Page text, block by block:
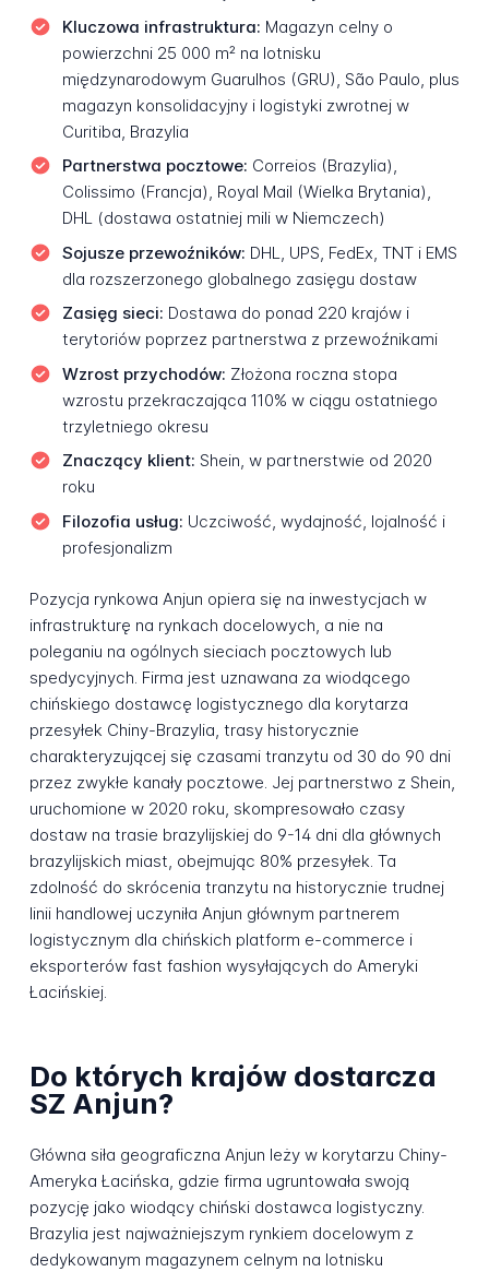
Kluczowa infrastruktura: Magazyn celny o
powierzchni 25 000 m² na lotnisku
międzynarodowym Guarulhos (GRU), São Paulo, plus
magazyn konsolidacyjny i logistyki zwrotnej w
Curitiba, Brazylia
Partnerstwa pocztowe: Correios (Brazylia),
Colissimo (Francja), Royal Mail (Wielka Brytania),
DHL (dostawa ostatniej mili w Niemczech)
Sojusze przewoźników: DHL, UPS, FedEx, TNT i EMS
dla rozszerzonego globalnego zasięgu dostaw
Zasięg sieci: Dostawa do ponad 220 krajów i
terytoriów poprzez partnerstwa z przewoźnikami
Wzrost przychodów: Złożona roczna stopa
wzrostu przekraczająca 110% w ciągu ostatniego
trzyletniego okresu
Znaczący klient: Shein, w partnerstwie od 2020
roku
Filozofia usług: Uczciwość, wydajność, lojalność i
profesjonalizm
Pozycja rynkowa Anjun opiera się na inwestycjach w
infrastrukturę na rynkach docelowych, a nie na
poleganiu na ogólnych sieciach pocztowych lub
spedycyjnych. Firma jest uznawana za wiodącego
chińskiego dostawcę logistycznego dla korytarza
przesyłek Chiny-Brazylia, trasy historycznie
charakteryzującej się czasami tranzytu od 30 do 90 dni
przez zwykłe kanały pocztowe. Jej partnerstwo z Shein,
uruchomione w 2020 roku, skompresowało czasy
dostaw na trasie brazylijskiej do 9-14 dni dla głównych
brazylijskich miast, obejmując 80% przesyłek. Ta
zdolność do skrócenia tranzytu na historycznie trudnej
linii handlowej uczyniła Anjun głównym partnerem
logistycznym dla chińskich platform e-commerce i
eksporterów fast fashion wysyłających do Ameryki
Łacińskiej.
Do których krajów dostarcza
SZ Anjun?
Główna siła geograficzna Anjun leży w korytarzu Chiny-
Ameryka Łacińska, gdzie firma ugruntowała swoją
pozycję jako wiodący chiński dostawca logistyczny.
Brazylia jest najważniejszym rynkiem docelowym z
dedykowanym magazynem celnym na lotnisku